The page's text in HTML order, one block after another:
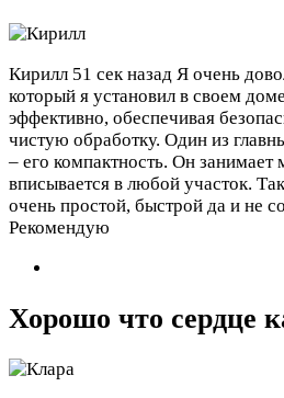
Кирилл 51 сек назад Я очень
который я установил в своем
эффективно, обеспечивая
чистую обработку. Один из
– его компактность. Он занимает
вписывается в любой участок.
очень простой, быстрой да и не
Рекомендую
Хорошо что сердце